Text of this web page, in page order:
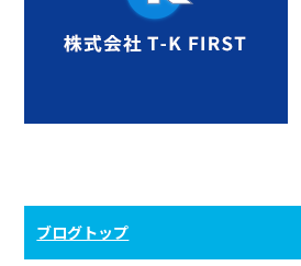
ブログトップ